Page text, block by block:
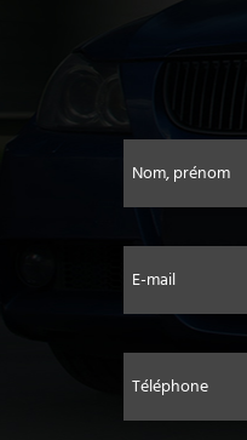
Nom, prénom
E-mail
Téléphone